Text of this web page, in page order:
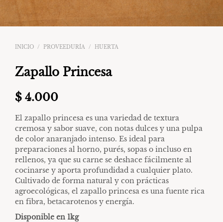
INICIO / PROVEEDURÍA / HUERTA
Zapallo Princesa
$ 4.000
El zapallo princesa es una variedad de textura
cremosa y sabor suave, con notas dulces y una pulpa
de color anaranjado intenso. Es ideal para
preparaciones al horno, purés, sopas o incluso en
rellenos, ya que su carne se deshace fácilmente al
cocinarse y aporta profundidad a cualquier plato.
Cultivado de forma natural y con prácticas
agroecológicas, el zapallo princesa es una fuente rica
en fibra, betacarotenos y energía.
Disponible en 1kg